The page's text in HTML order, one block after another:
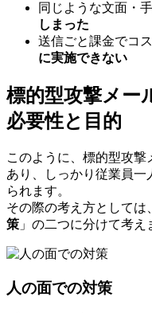
同じような文面・
しまった
送信ごと課金でコ
に実施できない
標的型攻撃メー
必要性と目的
このように、標的型攻
あり、しっかり従業員一
られます。
その際の考え方としては
策 」の二つに分けて考え
人の面での対策